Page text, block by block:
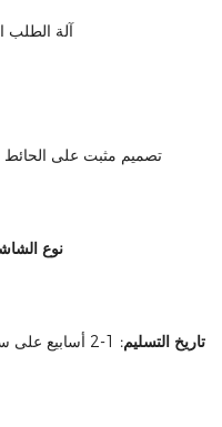
تصميم مثبت على
نوع
تاريخ التسليم: 1-2 أسابيع على سبيل المثال، التسليم المرن للطلب بالجملة